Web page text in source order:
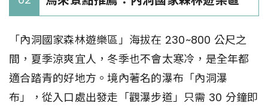
「內洞國家森林遊樂區」海拔在 230~800 公尺之
間，夏季涼爽宜人，冬季也不會太寒冷，是全年都
適合踏青的好地方。境內著名的瀑布「內洞瀑
布」，從入口處出發走「觀瀑步道」只需 30 分鐘即